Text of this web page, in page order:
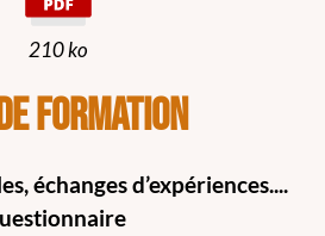
210 ko
FORMATION
échanges d’expériences....